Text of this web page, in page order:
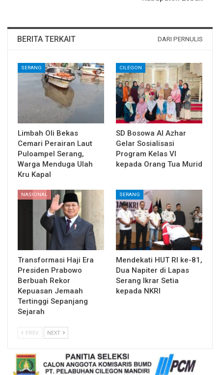
BERITA TERKAIT DARI PERNULIS
SERANG
Limbah Oli Bekas
Cemari Perairan Laut
Puloampel Serang,
Warga Menduga Ulah
Kru Kapal
CILEGON
SD Bosowa Al Azhar
Gelar Sosialisasi
Program Kelas VI
kepada Orang Tua Murid
NASIONAL
Transformasi Haji Era
Presiden Prabowo
Berbuah Rekor
Kepuasan Jemaah
Tertinggi Sepanjang
Sejarah
SERANG
Mendekati HUT RI ke-81,
Dua Napiter di Lapas
Serang Ikrar Setia
kepada NKRI
PREV NEXT